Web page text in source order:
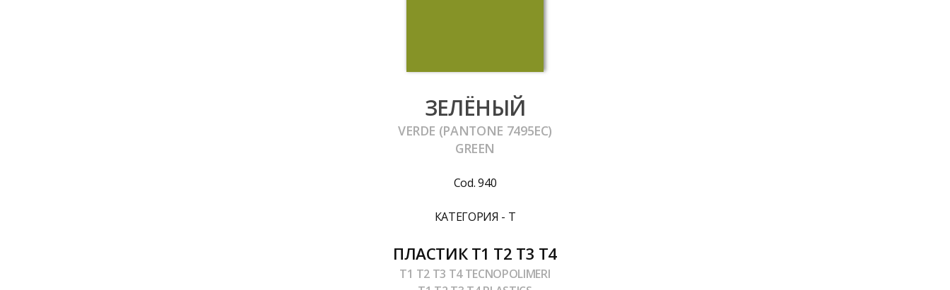
ЗЕЛЁНЫЙ
VERDE (PANTONE 7495EC)
GREEN
Cod. 940
КАТЕГОРИЯ - T
ПЛАСТИК T1 T2 T3 T4
T1 T2 T3 T4 TECNOPOLIMERI